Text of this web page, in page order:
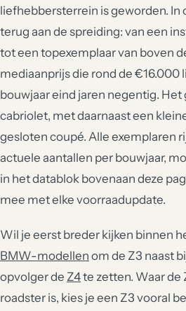
liefhebbersterrein is geworden. In
terug aan de spreiding: van een
tot een topexemplaar van boven
mediaanprijs die rond de €16.000
bouwjaar eind jaren negentig. Het
cabriolet, met daarnaast een
gesloten coupé. Alle exemplaren
actuele aantallen per bouwjaar,
in het datablok bovenaan deze
mee met elke voorraadupdate.
Wil je eerst breder kijken binnen
BMW-modellen om de Z3 naast
opvolger de Z4te zetten. Waar de
roadster is, kies je een Z3 vooral